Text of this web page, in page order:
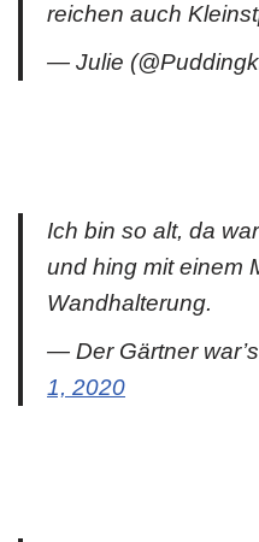
reichen auch
— Julie
Ich bin so alt, da
und hing mit einem
Wandhalterung.
— Der Gärtner
1, 2020